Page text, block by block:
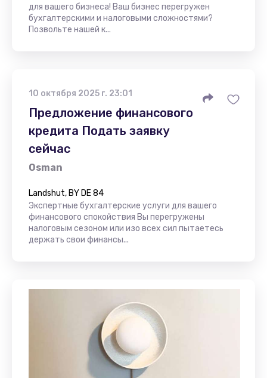
для вашего бизнеса! Ваш бизнес перегружен
бухгалтерскими и налоговыми сложностями?
Позвольте нашей к...
10 октября 2025 г. 23:01
Предложение финансового
кредита Подать заявку
сейчас
Osman
Landshut, BY DE 84
Экспертные бухгалтерские услуги для вашего
финансового спокойствия Вы перегружены
налоговым сезоном или изо всех сил пытаетесь
держать свои финансы...